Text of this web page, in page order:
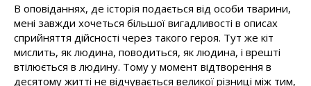
В оповіданнях, де історія подається від особи тварини,
мені завжди хочеться більшої вигадливості в описах
сприйняття дійсності через такого героя. Тут же кіт
мислить, як людина, поводиться, як людина, і врешті
втілюється в людину. Тому у момент відтворення в
десятому житті не відчувається великої різниці між тим,